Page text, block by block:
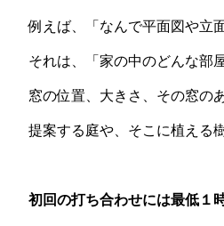
例えば、「なんで平面図や立
それは、「家の中のどんな部
窓の位置、大きさ、その窓の
提案する庭や、そこに植える
初回の打ち合わせには最低１